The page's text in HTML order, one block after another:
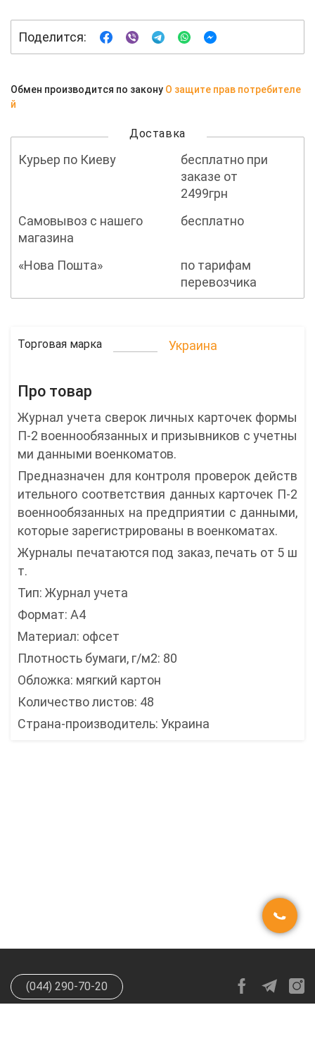
Поделится:
Обмен производится по закону О защите прав потребителе
й
Доставка
Курьер по Киеву
бесплатно при
заказе от
2499грн
Самовывоз с нашего
магазина
бесплатно
«Нова Пошта»
по тарифам
перевозчика
Торговая марка Украина
Про товар
Журнал учета сверок личных карточек формы
П-2 военнообязанных и призывников с учетны
ми данными военкоматов.
Предназначен для контроля проверок действ
ительного соответствия данных карточек П-2
военнообязанных на предприятии с данными,
которые зарегистрированы в военкоматах.
Журналы печатаются под заказ, печать от 5 ш
т.
Тип: Журнал учета
Формат: А4
Материал: офсет
Плотность бумаги, г/м2: 80
Обложка: мягкий картон
Количество листов: 48
Страна-производитель: Украина
(044) 290-70-20